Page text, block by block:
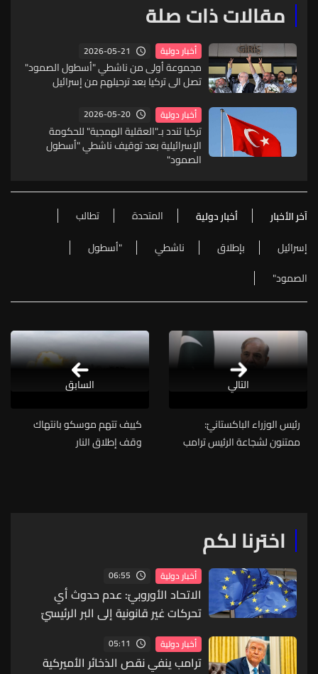
مقالات ذات صلة
أخبار دولية 2026-05-21
مجموعة أولى من ناشطي "أسطول الصمود"
تصل الى تركيا بعد ترحيلهم من إسرائيل
أخبار دولية 2026-05-20
تركيا تندد بـ"العقلية الهمجية" للحكومة
الإسرائيلية بعد توقيف ناشطي "أسطول
الصمود"
آخر الأخبار أخبار دولية المتحدة
تطالب
إسرائيل
بإطلاق ناشطي
"أسطول
الصمود"
التالي
رئيس الوزراء الباكستانيّ:
ممتنون لشجاعة الرئيس ترامب
كييف تتهم موسكو بانتهاك
وقف إطلاق النار
السابق
اخترنا لكم
أخبار دولية 06:55
الاتحاد الأوروبيّ: عدم حدوث أي
تحركات غير قانونية إلى البر الرئيسيّ
لإسبانيا من المهاجرين
أخبار دولية 05:11
ترامب ينفي نقص الذخائر الأميركية